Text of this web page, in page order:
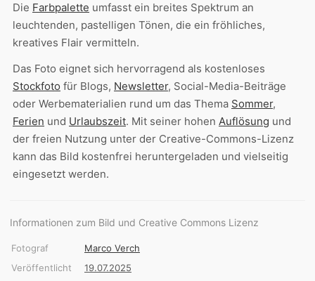
Die Farbpalette umfasst ein breites Spektrum an
leuchtenden, pastelligen Tönen, die ein fröhliches,
kreatives Flair vermitteln.
Das Foto eignet sich hervorragend als kostenloses
Stockfoto für Blogs, Newsletter, Social-Media-Beiträge
oder Werbematerialien rund um das Thema Sommer,
Ferien und Urlaubszeit. Mit seiner hohen Auflösung und
der freien Nutzung unter der Creative-Commons-Lizenz
kann das Bild kostenfrei heruntergeladen und vielseitig
eingesetzt werden.
Informationen zum Bild und Creative Commons Lizenz
Fotograf
Marco Verch
Veröffentlicht
19.07.2025